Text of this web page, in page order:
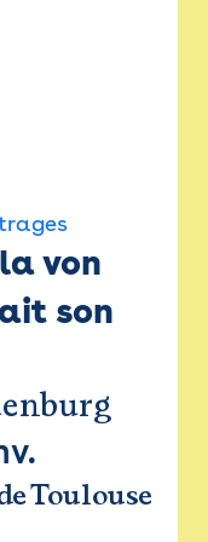
von
son
Toulouse